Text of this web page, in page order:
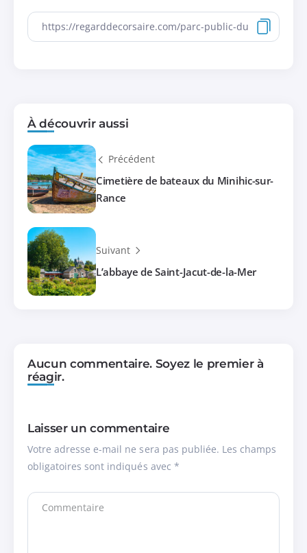
À découvrir aussi
Précédent
Cimetière de bateaux du Minihic-sur-
Rance
Suivant
L’abbaye de Saint-Jacut-de-la-Mer
Aucun commentaire. Soyez le premier à
réagir.
Laisser un commentaire
Votre adresse e-mail ne sera pas publiée. Les champs
obligatoires sont indiqués avec *